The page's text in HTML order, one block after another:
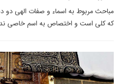
مباحث مربوط به اسماء و صفات الهی دو
که کلی است و اختصاص به اسم خاصی